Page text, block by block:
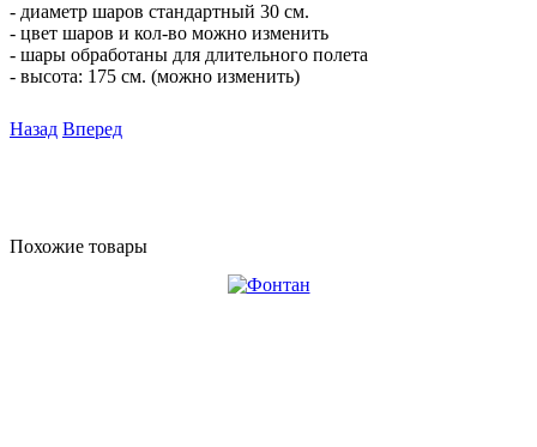
- диаметр шаров стандартный 30 см.
- цвет шаров и кол-во можно изменить
- шары обработаны для длительного полета
- высота: 175 см. (можно изменить)
Назад Вперед
Похожие товары